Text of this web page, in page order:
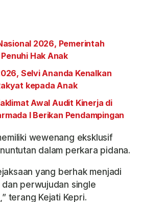
2026, Pemerintah
Hak Anak
Selvi Ananda Kenalkan
kepada Anak
Awal Audit Kinerja di
I Berikan Pendampingan
wewenang eksklusif
dalam perkara pidana.
yang berhak menjadi
perwujudan single
terang Kejati Kepri.